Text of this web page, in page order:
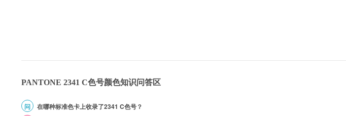
PANTONE 2341 C色号颜色知识问答区
问 在哪种标准色卡上收录了2341 C色号？